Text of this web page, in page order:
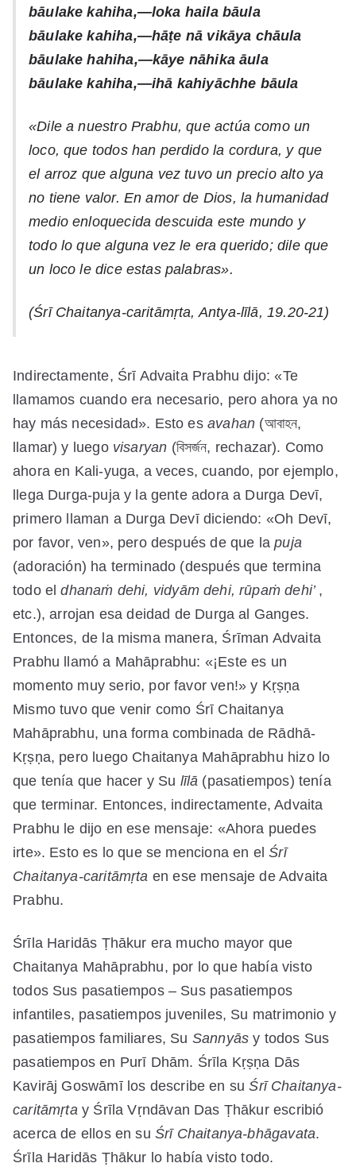
bāulake kahiha,—loka haila bāula
bāulake kahiha,—hāṭe nā vikāya chāula
bāulake hahiha,—kāye nāhika āula
bāulake kahiha,—ihā kahiyāchhe bāula
«Dile a nuestro Prabhu, que actúa como un
loco, que todos han perdido la cordura, y que
el arroz que alguna vez tuvo un precio alto ya
no tiene valor. En amor de Dios, la humanidad
medio enloquecida descuida este mundo y
todo lo que alguna vez le era querido; dile que
un loco le dice estas palabras».
(Śrī Chaitanya-caritāmṛta, Antya-līlā, 19.20-21)
Indirectamente, Śrī Advaita Prabhu dijo: «Te
llamamos cuando era necesario, pero ahora ya no
hay más necesidad». Esto esavahan (আবাহন,
llamar) y luego visaryan (বিসর্জন, rechazar). Como
ahora en Kali-yuga, a veces, cuando, por ejemplo,
llega Durga-puja y la gente adora a Durga Devī,
primero llaman a Durga Devī diciendo: «Oh Devī,
por favor, ven», pero después de que lapuja
(adoración) ha terminado (después que termina
todo eldhanaṁ dehi, vidyām dehi, rūpaṁ dehi’ ,
etc.), arrojan esa deidad de Durga al Ganges.
Entonces, de la misma manera, Śrīman Advaita
Prabhu llamó a Mahāprabhu: «¡Este es un
momento muy serio, por favor ven!» y Kṛṣṇa
Mismo tuvo que venir como Śrī Chaitanya
Mahāprabhu, una forma combinada de Rādhā-
Kṛṣṇa, pero luego Chaitanya Mahāprabhu hizo lo
que tenía que hacer y Su līlā (pasatiempos) tenía
que terminar. Entonces, indirectamente, Advaita
Prabhu le dijo en ese mensaje: «Ahora puedes
irte». Esto es lo que se menciona en elŚrī
Chaitanya-caritāmṛta en ese mensaje de Advaita
Prabhu.
Śrīla Haridās Ṭhākur era mucho mayor que
Chaitanya Mahāprabhu, por lo que había visto
todos Sus pasatiempos – Sus pasatiempos
infantiles, pasatiempos juveniles, Su matrimonio y
pasatiempos familiares, Su Sannyās y todos Sus
pasatiempos en Purī Dhām. Śrīla Kṛṣṇa Dās
Kavirāj Goswāmī los describe en su Śrī Chaitanya-
caritāmṛta y Śrīla Vṛndāvan Das Ṭhākur escribió
acerca de ellos en su Śrī Chaitanya-bhāgavata.
Śrīla Haridās Ṭhākur lo había visto todo.